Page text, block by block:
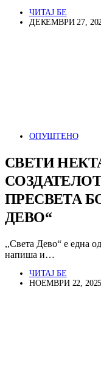
ЧИТАЈ БЕ
ДЕКЕМВРИ 27,
ОПУШТЕНО
СВЕТИ
ПРЕСВЕТА
ДЕВО“
,,Света Дево“ е една
напиша и…
ЧИТАЈ БЕ
НОЕМВРИ 22, 2025